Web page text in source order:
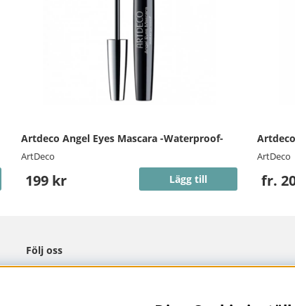
Artdeco Angel Eyes Mascara -Waterproof-
ArtDeco
199 kr Lägg till
ArtDeco
fr.
Följ oss